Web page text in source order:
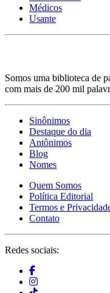
Médicos
Usante
Somos uma biblioteca de
com mais de 200 mil
Sinônimos
Destaque do dia
Antônimos
Blog
Nomes
Quem Somos
Política Editorial
Termos e
Contato
Redes sociais: